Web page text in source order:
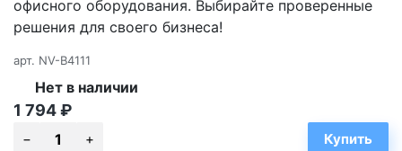
офисного оборудования. Выбирайте проверенные
решения для своего бизнеса!
арт. NV-B4111
Нет в наличии
1 794₽